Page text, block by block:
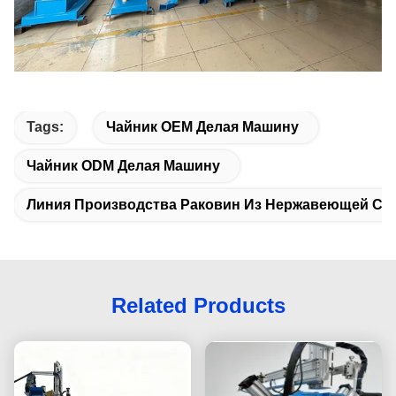
Tags: Чайник OEM Делая Машину
Чайник ODM Делая Машину
Линия Производства Раковин Из Нержавеющей
Related Products